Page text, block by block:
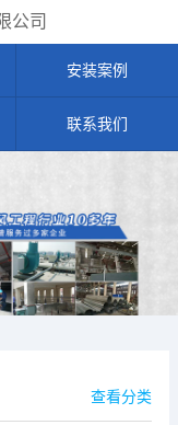
公司
安装案例
联系我们
查看分类